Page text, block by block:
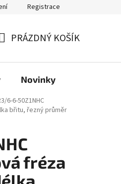
Registrace
KOŠÍK
PRÁZDNÝ KOŠÍK
Novinky
6-6-50Z1NHC
břitu, řezný průměr
fréza